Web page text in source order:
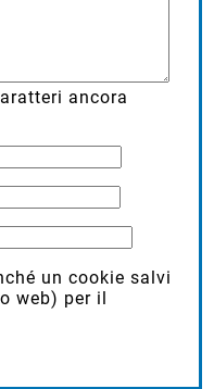
ancora
un cookie salvi
web) per il